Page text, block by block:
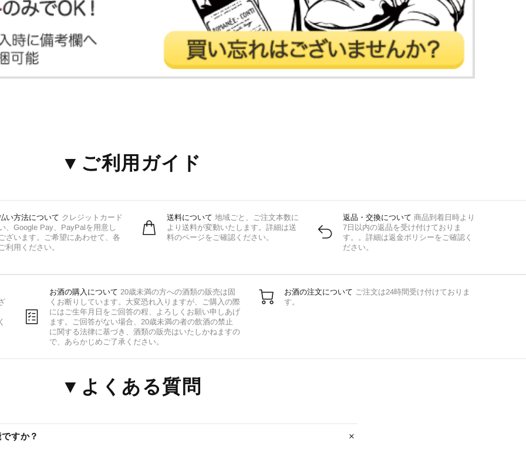
▼ご利用ガイド
い方法について クレジットカード
、Google Pay、PayPalを用意し
ざいます。ご希望にあわせて、各
利用ください。
送料について 地域ごと、ご注文本数に
より送料が変動いたします。詳細は送
料のページをご確認ください。
返品・交換について 商品到着日時より
7日以内の返品を受け付けておりま
す。。詳細は返金ポリシーをご確認く
ださい。
お酒の購入について 20歳未満の方への酒類の販売は固
くお断りしています。大変恐れ入りますが、ご購入の際
にはご生年月日をご回答の程、よろしくお願い申しあげ
ます。ご回答がない場合、20歳未満の者の飲酒の禁止
に関する法律に基づき、酒類の販売はいたしかねますの
で、あらかじめご了承ください。
お酒の注文について ご注文は24時間受け付けておりま
す。
▼よくある質問
すか？